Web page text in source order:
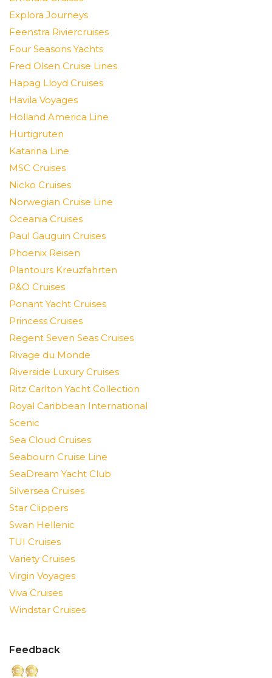
Explora Journeys
Feenstra Riviercruises
Four Seasons Yachts
Fred Olsen Cruise Lines
Hapag Lloyd Cruises
Havila Voyages
Holland America Line
Hurtigruten
Katarina Line
MSC Cruises
Nicko Cruises
Norwegian Cruise Line
Oceania Cruises
Paul Gauguin Cruises
Phoenix Reisen
Plantours Kreuzfahrten
P&O Cruises
Ponant Yacht Cruises
Princess Cruises
Regent Seven Seas Cruises
Rivage du Monde
Riverside Luxury Cruises
Ritz Carlton Yacht Collection
Royal Caribbean International
Scenic
Sea Cloud Cruises
Seabourn Cruise Line
SeaDream Yacht Club
Silversea Cruises
Star Clippers
Swan Hellenic
TUI Cruises
Variety Cruises
Virgin Voyages
Viva Cruises
Windstar Cruises
Feedback